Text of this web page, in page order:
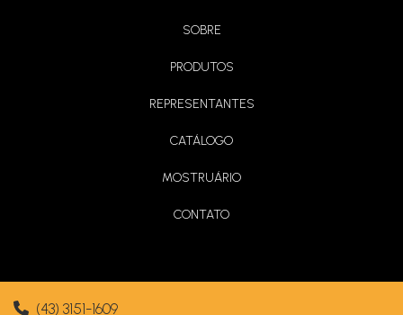
Poltrona Líbia
SOBRE
PRODUTOS
REPRESENTANTES
CATÁLOGO
MOSTRUÁRIO
CONTATO
(43) 3151-1609